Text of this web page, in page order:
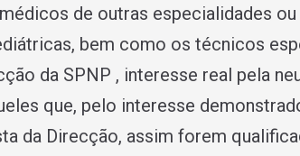
de outras especialidades
bem como os técnicos
da SPNP , interesse real pela
que, pelo interesse
da Direcção, assim forem